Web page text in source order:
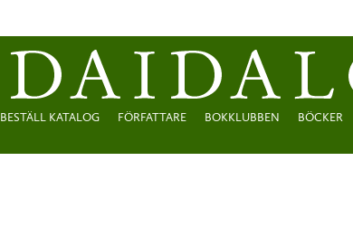
BESTÄLL KATALOG FÖRFATTARE BOKKLUBBEN BÖCKER